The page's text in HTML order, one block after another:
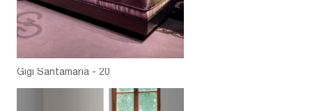
Gigi Santamaria - 20